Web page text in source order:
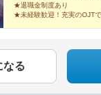
★退職金制度あり
★未経験歓迎！充実のOJT
なる